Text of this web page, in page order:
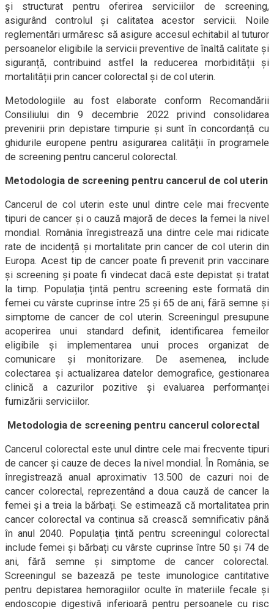
și structurat pentru oferirea serviciilor de screening,
asigurând controlul și calitatea acestor servicii. Noile
reglementări urmăresc să asigure accesul echitabil al tuturor
persoanelor eligibile la servicii preventive de înaltă calitate și
siguranță, contribuind astfel la reducerea morbidității și
mortalității prin cancer colorectal și de col uterin.
Metodologiile au fost elaborate conform Recomandării
Consiliului din 9 decembrie 2022 privind consolidarea
prevenirii prin depistare timpurie și sunt în concordanță cu
ghidurile europene pentru asigurarea calității în programele
de screening pentru cancerul colorectal.
Metodologia de screening pentru cancerul de col uterin
Cancerul de col uterin este unul dintre cele mai frecvente
tipuri de cancer și o cauză majoră de deces la femei la nivel
mondial. România înregistrează una dintre cele mai ridicate
rate de incidență și mortalitate prin cancer de col uterin din
Europa. Acest tip de cancer poate fi prevenit prin vaccinare
și screening și poate fi vindecat dacă este depistat și tratat
la timp. Populația țintă pentru screening este formată din
femei cu vârste cuprinse între 25 și 65 de ani, fără semne și
simptome de cancer de col uterin. Screeningul presupune
acoperirea unui standard definit, identificarea femeilor
eligibile și implementarea unui proces organizat de
comunicare și monitorizare. De asemenea, include
colectarea și actualizarea datelor demografice, gestionarea
clinică a cazurilor pozitive și evaluarea performanței
furnizării serviciilor.
Metodologia de screening pentru cancerul colorectal
Cancerul colorectal este unul dintre cele mai frecvente tipuri
de cancer și cauze de deces la nivel mondial. În România, se
înregistrează anual aproximativ 13.500 de cazuri noi de
cancer colorectal, reprezentând a doua cauză de cancer la
femei și a treia la bărbați. Se estimează că mortalitatea prin
cancer colorectal va continua să crească semnificativ până
în anul 2040. Populația țintă pentru screeningul colorectal
include femei și bărbați cu vârste cuprinse între 50 și 74 de
ani, fără semne și simptome de cancer colorectal.
Screeningul se bazează pe teste imunologice cantitative
pentru depistarea hemoragiilor oculte în materiile fecale și
endoscopie digestivă inferioară pentru persoanele cu risc